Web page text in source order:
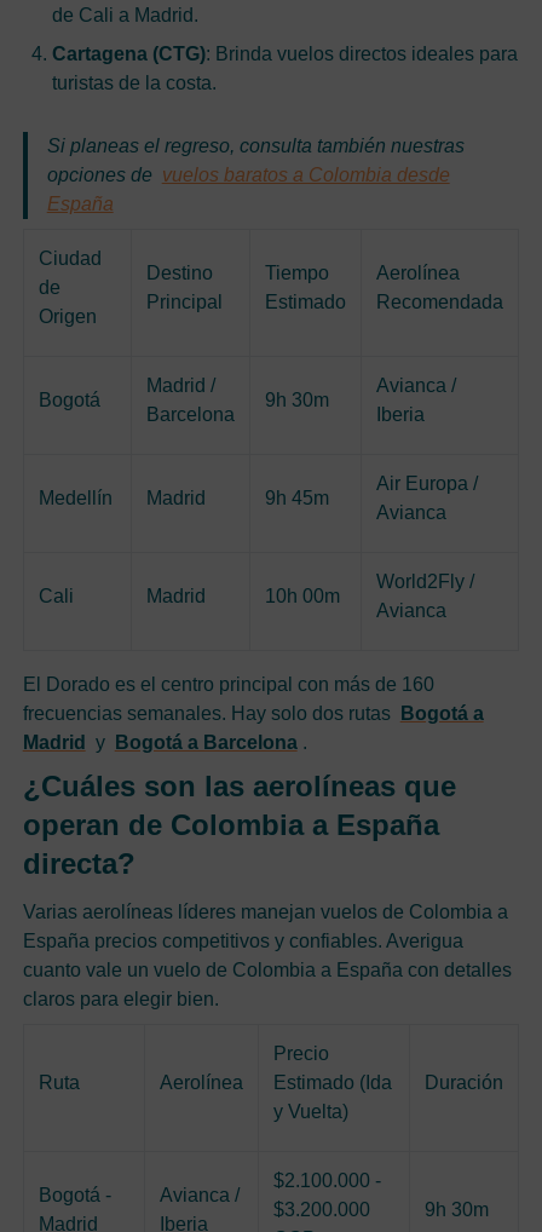
de Cali a Madrid.
Cartagena (CTG): Brinda vuelos directos ideales para
turistas de la costa.
Si planeas el regreso, consulta también nuestras
opciones de vuelos baratos a Colombia desde
España
Ciudad
de
Origen
Destino
Principal
Tiempo
Estimado
Aerolínea
Recomendada
Bogotá
Madrid /
Barcelona
9h 30m
Avianca /
Iberia
Medellín Madrid 9h 45m
Air Europa /
Avianca
Cali Madrid 10h 00m
World2Fly /
Avianca
El Dorado es el centro principal con más de 160
frecuencias semanales. Hay solo dos rutas
Bogotá a
Madrid
y Bogotá a Barcelona .
¿Cuáles son las aerolíneas que
operan de Colombia a España
directa?
Varias aerolíneas líderes manejan vuelos de Colombia a
España precios competitivos y confiables. Averigua
cuanto vale un vuelo de Colombia a España con detalles
claros para elegir bien.
Ruta Aerolínea
Precio
Estimado (Ida
y Vuelta)
Duración
Bogotá -
Madrid
Avianca /
Iberia
$2.100.000 -
$3.200.000
9h 30m